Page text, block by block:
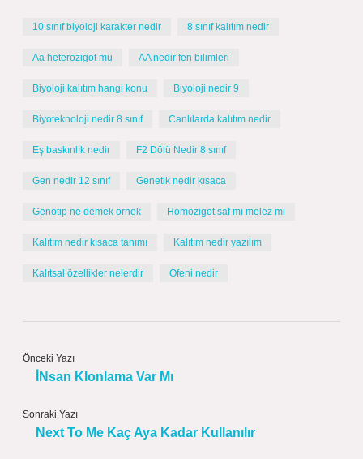
10 sınıf biyoloji karakter nedir 8 sınıf kalıtım nedir
Aa heterozigot mu AA nedir fen bilimleri
Biyoloji kalıtım hangi konu Biyoloji nedir 9
Biyoteknoloji nedir 8 sınıf Canlılarda kalıtım nedir
Eş baskınlık nedir F2 Dölü Nedir 8 sınıf
Gen nedir 12 sınıf Genetik nedir kısaca
Genotip ne demek örnek Homozigot saf mı melez mi
Kalıtım nedir kısaca tanımı Kalıtım nedir yazılım
Kalıtsal özellikler nelerdir Öfeni nedir
Önceki Yazı
İNsan Klonlama Var Mı
Sonraki Yazı
Next To Me Kaç Aya Kadar Kullanılır